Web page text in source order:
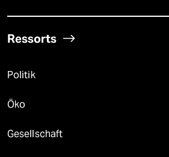
Ressorts
Politik
Öko
Gesellschaft